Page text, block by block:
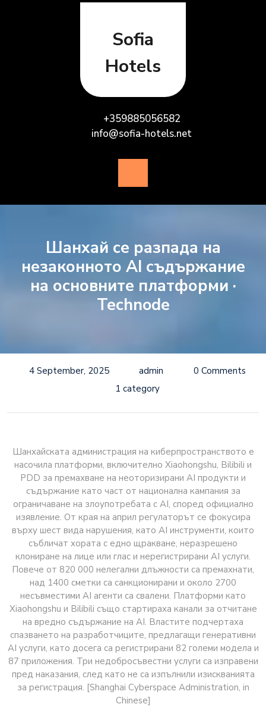
Sofia
Hotels
+359885056582
info@sofia-hotels.net
Button
Шанхай се разпада на
незаконното AI съдържание
на основните платформи ·
Technode
4 September, 2025 admin
0 Comments
1 category
Шанхайската администрация на киберпространството е
насочила платформи, включително Xiaohongshu, Bilibili и
PDD за премахване на неоторизирани AI продукти и
съдържание като част от национална кампания за
ограничаване на злоупотребата с AI, според официално
изявление. От края на април регулаторът се фокусира
върху шест вида нарушения, като AI инструменти, които
събличат хората с едно щракване, неразрешено
клониране на лице или глас и нерегистрирани AI услуги.
Повече от 820 000 нелегални длъжности са премахнати,
над 1400 сметки са санкционирани и около 2700
несъвместими AI агенти са свалени. Платформи като
Xiaohongshu и Bilibili също стартираха канали за отчитане
на вредно съдържание на AI. Властите подчертаха
спазването на разработчиците, предлагащи генеративни
AI услуги, като досега са регистрирани 82 големи модела и
87 приложения. Три недобросъвестни услуги са изправени
пред наказания, след като не са изпълнили изискванията
за регистрация. [Shanghai Cyberspace Administration, in
Chinese]